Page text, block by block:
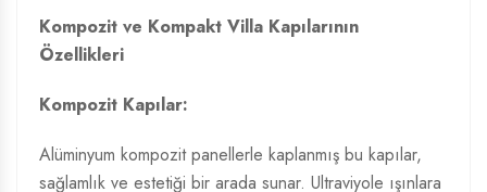
Kompozit ve Kompakt Villa Kapılarının
Özellikleri
Kompozit Kapılar:
Alüminyum kompozit panellerle kaplanmış bu kapılar,
sağlamlık ve estetiği bir arada sunar. Ultraviyole ışınlara